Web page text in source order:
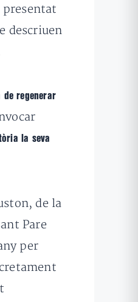
presentat
descriuen
regenerar
la seva
de la
Pare
per